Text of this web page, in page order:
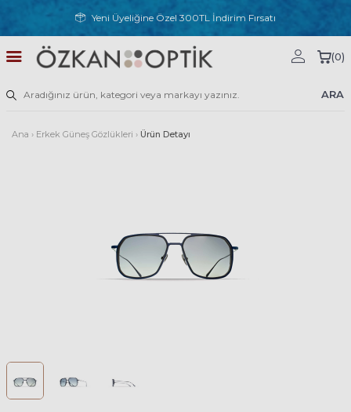
Yeni Üyeliğine Özel 300TL İndirim Fırsatı
ARA
(0)
Ana › Erkek Güneş Gözlükleri › Ürün Detayı